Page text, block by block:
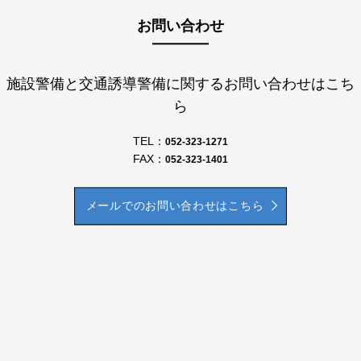
お問い合わせ
施設警備と交通誘導警備に関するお問い合わせはこち
ら
TEL： 052-323-1271
FAX： 052-323-1401
メールでのお問い合わせはこちら